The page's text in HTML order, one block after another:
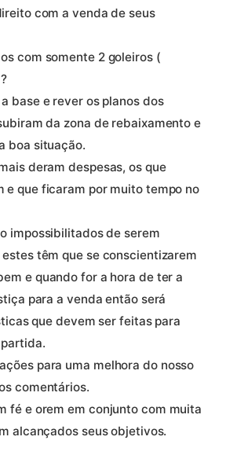
com a venda de seus
com somente 2 goleiros (
base e rever os planos dos
da zona de rebaixamento e
boa situação.
deram despesas, os que
e que ficaram por muito tempo no
impossibilitados de serem
têm que se conscientizarem
e quando for a hora de ter a
para a venda então será
que devem ser feitas para
para uma melhora do nosso
comentários.
fé e orem em conjunto com muita
alcançados seus objetivos.